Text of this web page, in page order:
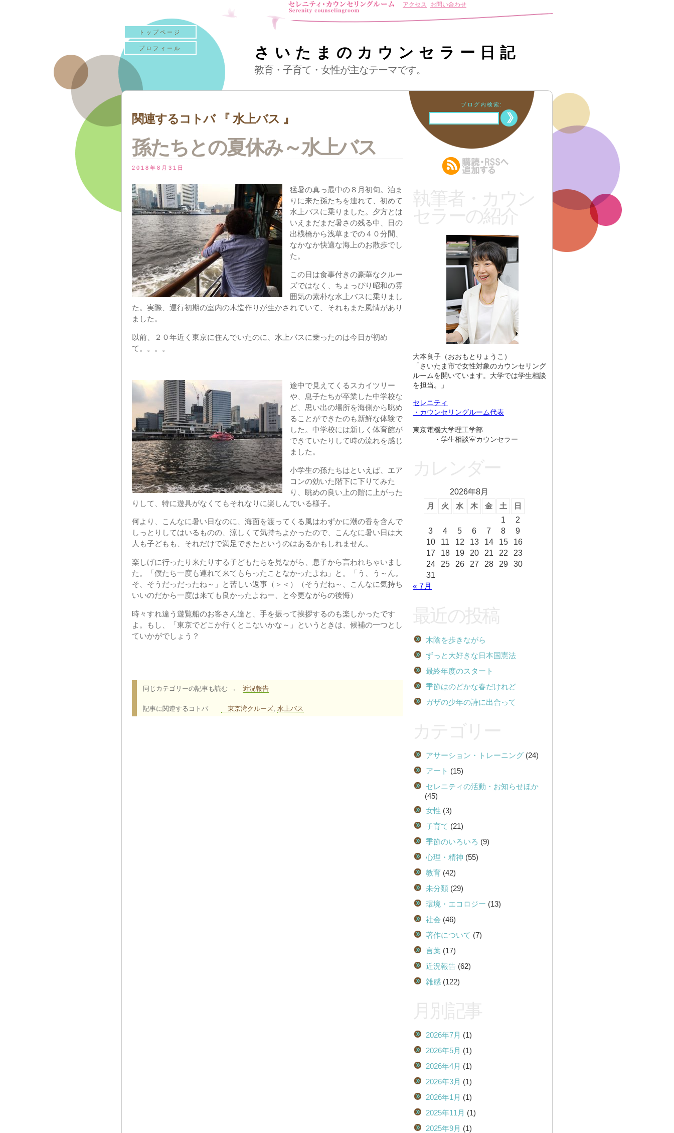
トップページ
プロフィール さいたまのカウンセラー日記
教育・子育て・女性が主なテーマです。
アクセス お問い合わせ
関連するコトバ 『 水上バス 』
孫たちとの夏休み～水上バス
2018年8月31日
猛暑の真っ最中の８月初旬。泊ま
りに来た孫たちを連れて、初めて
水上バスに乗りました。夕方とは
いえまだまだ暑さの残る中、日の
出桟橋から浅草までの４０分間、
なかなか快適な海上のお散歩でし
た。
この日は食事付きの豪華なクルー
ズではなく、ちょっぴり昭和の雰
囲気の素朴な水上バスに乗りまし
た。実際、運行初期の室内の木造作りが生かされていて、それもまた風情があり
ました。
以前、２０年近く東京に住んでいたのに、水上バスに乗ったのは今日が初め
て。。。。
途中で見えてくるスカイツリー
や、息子たちが卒業した中学校な
ど、思い出の場所を海側から眺め
ることができたのも新鮮な体験で
した。中学校には新しく体育館が
できていたりして時の流れを感じ
ました。
小学生の孫たちはといえば、エア
コンの効いた階下に下りてみた
り、眺めの良い上の階に上がった
りして、特に遊具がなくてもそれなりに楽しんでいる様子。
何より、こんなに暑い日なのに、海面を渡ってくる風はわずかに潮の香を含んで
しっとりしてはいるものの、涼しくて気持ちよかったので、こんなに暑い日は大
人も子どもも、それだけで満足できたというのはあるかもしれません。
楽しげに行ったり来たりする子どもたちを見ながら、息子から言われちゃいまし
た。「僕たち一度も連れて来てもらったことなかったよね」と。「う、う～ん。
そ、そうだっだったね～」と苦しい返事（＞＜）（そうだね～、こんなに気持ち
いいのだから一度は来ても良かったよねー、と今更ながらの後悔）
時々すれ違う遊覧船のお客さん達と、手を振って挨拶するのも楽しかったです
よ。もし、「東京でどこか行くとこないかな～」というときは、候補の一つとし
ていかがでしょう？
同じカテゴリーの記事も読む → 近況報告
記事に関連するコトバ 東京湾クルーズ, 水上バス
ブログ内検索:
大本良子（おおもとりょうこ）
「さいたま市で女性対象のカウンセリング
ルームを開いています。大学では学生相談
を担当。」
セレニティ
・カウンセリングルーム代表
東京電機大学理工学部
・学生相談室カウンセラー
2026年8月
月 火 水 木 金 土 日
1
2
3
4 5 6 7 8
9
10
11 12 13 14 15
16
17
18 19 20 21 22
23
24
25 26 27 28 29
30
31
« 7月
木陰を歩きながら
ずっと大好きな日本国憲法
最終年度のスタート
季節はのどかな春だけれど
ガザの少年の詩に出合って
アサーション・トレーニング (24)
アート (15)
セレニティの活動・お知らせほか
(45)
女性 (3)
子育て (21)
季節のいろいろ (9)
心理・精神 (55)
教育 (42)
未分類 (29)
環境・エコロジー (13)
社会 (46)
著作について (7)
言葉 (17)
近況報告 (62)
雑感 (122)
2026年7月 (1)
2026年5月 (1)
2026年4月 (1)
2026年3月 (1)
2026年1月 (1)
2025年11月 (1)
2025年9月 (1)